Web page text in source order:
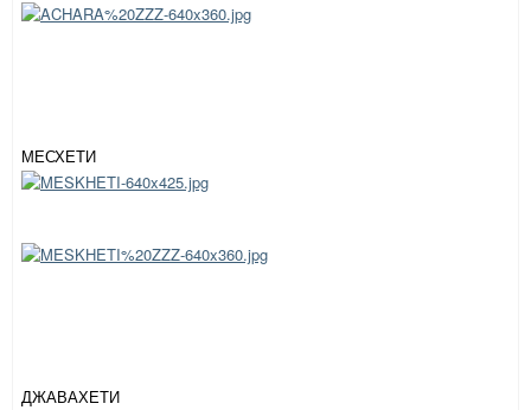
МЕСХЕТИ
ДЖАВАХЕТИ